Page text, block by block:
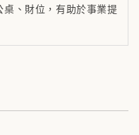
、財位，有助於事業提